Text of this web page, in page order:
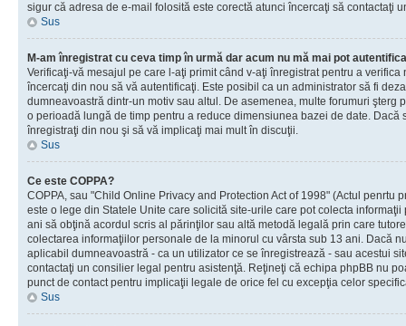
sigur că adresa de e-mail folosită este corectă atunci încercaţi să contactaţi
Sus
M-am înregistrat cu ceva timp în urmă dar acum nu mă mai pot
Verificaţi-vă mesajul pe care l-aţi primit când v-aţi înregistrat pentru a
încercaţi din nou să vă autentificaţi. Este posibil ca un administrator să fi
dumneavoastră dintr-un motiv sau altul. De asemenea, multe forumuri şterg
o perioadă lungă de timp pentru a reduce dimensiunea bazei de date. Dacă
înregistraţi din nou şi să vă implicaţi mai mult în discuţii.
Sus
Ce este COPPA?
COPPA, sau "Child Online Privacy and Protection Act of 1998" (Actul penrtu
este o lege din Statele Unite care solicită site-urile care pot colecta
ani să obţină acordul scris al părinţilor sau altă metodă legală prin care
colectarea informaţiilor personale de la minorul cu vârsta sub 13 ani. Dacă
aplicabil dumneavoastră - ca un utilizator ce se înregistrează - sau acestui
contactaţi un consilier legal pentru asistenţă. Reţineţi că echipa phpBB nu
punct de contact pentru implicaţii legale de orice fel cu excepţia celor
Sus